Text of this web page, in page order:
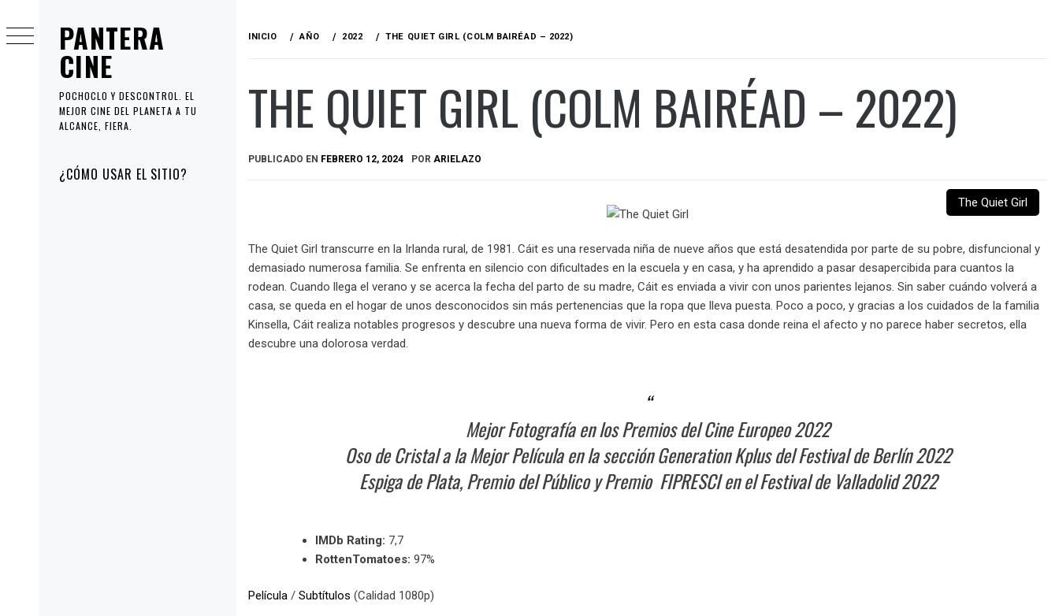
PANTERA
CINE
POCHOCLO Y DESCONTROL. EL
MEJOR CINE DEL PLANETA A TU
ALCANCE, FIERA.
principal
¿CÓMO USAR EL SITIO?
al
contenido
INICIO AÑO 2022 THE QUIET GIRL (COLM BAIRÉAD – 2022)
THE QUIET GIRL (COLM BAIRÉAD – 2022)
PUBLICADO EN FEBRERO 12, 2024 POR ARIELAZO
The Quiet Girl
The Quiet Girl transcurre en la Irlanda rural, de 1981. Cáit es una reservada niña de nueve años que está desatendida por parte de su pobre, disfuncional y
demasiado numerosa familia. Se enfrenta en silencio con dificultades en la escuela y en casa, y ha aprendido a pasar desapercibida para cuantos la
rodean. Cuando llega el verano y se acerca la fecha del parto de su madre, Cáit es enviada a vivir con unos parientes lejanos. Sin saber cuándo volverá a
casa, se queda en el hogar de unos desconocidos sin más pertenencias que la ropa que lleva puesta. Poco a poco, y gracias a los cuidados de la familia
Kinsella, Cáit realiza notables progresos y descubre una nueva forma de vivir. Pero en esta casa donde reina el afecto y no parece haber secretos, ella
descubre una dolorosa verdad.
Mejor Fotografía en los Premios del Cine Europeo 2022
Oso de Cristal a la Mejor Película en la sección Generation Kplus del Festival de Berlín 2022
Espiga de Plata, Premio del Público y Premio FIPRESCI en el Festival de Valladolid 2022
IMDb Rating: 7,7
RottenTomatoes: 97%
Película / Subtítulos (Calidad 1080p)